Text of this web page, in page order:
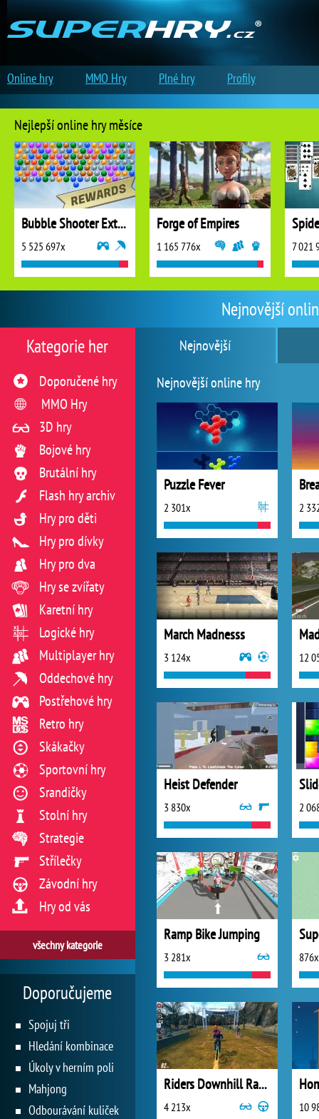
Nejnovější
Nejnovější
Nejnovější online hry
Puzzle Fever
2 301x 2
March Madnesss
3 124x 12
Heist Defender
3 830x 2
Ramp Bike Jumping
3 281x 876x
Riders Downhill Racing
4 213x 10
Kategorie her
Doporučené hry
MMO Hry
3D hry
Bojové hry
Brutální hry
Flash hry archiv
Hry pro děti
Hry pro dívky
Hry pro dva
Hry se zvířaty
Karetní hry
Logické hry
Multiplayer hry
Oddechové hry
Postřehové hry
Retro hry
Skákačky
Sportovní hry
Srandičky
Stolní hry
Strategie
Střílečky
Závodní hry
Hry od vás
všechny kategorie
Doporučujeme
Spojuj tři
Hledání kombinace
Úkoly v herním poli
Mahjong
Odbourávání kuliček
Nejlepší online hry měsíce
Bubble Shooter Extreme
5 525 697x
Forge of Empires
1 165 776x 7 021
Online hry MMO Hry Plné hry Profily